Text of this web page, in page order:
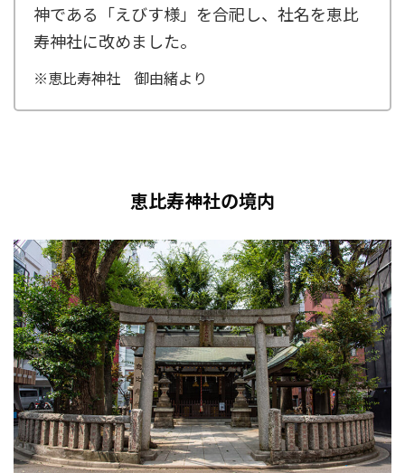
神である「えびす様」を合祀し、社名を恵比
寿神社に改めました。
※恵比寿神社 御由緒より
恵比寿神社の境内